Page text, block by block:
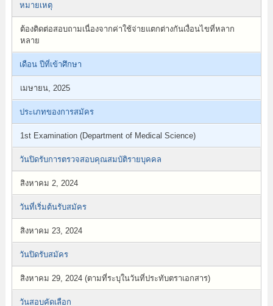
หมายเหตุ
ต้องติดต่อสอบถามเนื่องจากค่าใช้จ่ายแตกต่างกันเงื่อนไขที่หลาก
หลาย
เดือน ปีที่เข้าศึกษา
เมษายน, 2025
ประเภทของการสมัคร
1st Examination (Department of Medical Science)
วันปิดรับการตรวจสอบคุณสมบัติรายบุคคล
สิงหาคม 2, 2024
วันที่เริ่มต้นรับสมัคร
สิงหาคม 23, 2024
วันปิดรับสมัคร
สิงหาคม 29, 2024 (ตามที่ระบุในวันที่ประทับตราเอกสาร)
วันสอบคัดเลือก